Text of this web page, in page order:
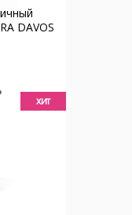
DAVOS
хит